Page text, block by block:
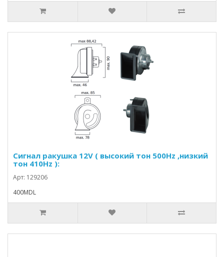
Сигнал ракушка 12V ( высокий тон 500Hz ,низкий
тон 410Hz ):
Арт: 129206
400MDL